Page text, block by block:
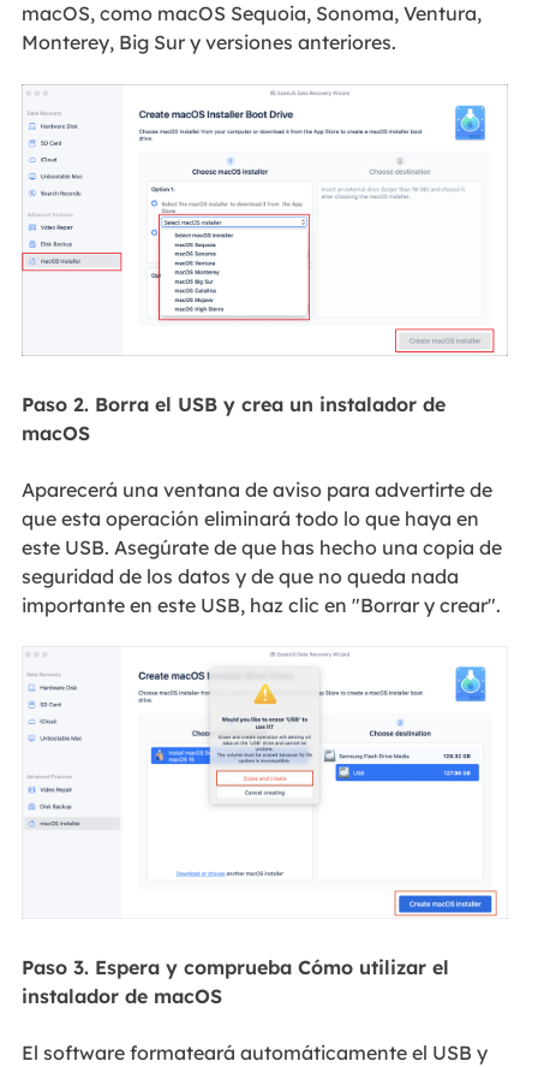
macOS, como macOS Sequoia, Sonoma, Ventura,
Monterey, Big Sur y versiones anteriores.
Paso 2. Borra el USB y crea un instalador de
macOS
Aparecerá una ventana de aviso para advertirte de
que esta operación eliminará todo lo que haya en
este USB. Asegúrate de que has hecho una copia de
seguridad de los datos y de que no queda nada
importante en este USB, haz clic en "Borrar y crear".
Paso 3. Espera y comprueba Cómo utilizar el
instalador de macOS
El software formateará automáticamente el USB y